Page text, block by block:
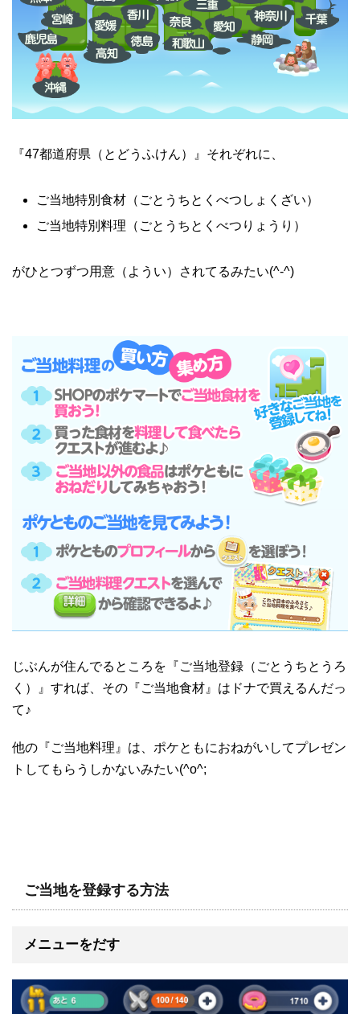
『47都道府県（とどうふけん）』それぞれに、
ご当地特別食材（ごとうちとくべつしょくざい）
ご当地特別料理（ごとうちとくべつりょうり）
がひとつずつ用意（ようい）されてるみたい(^-^)
じぶんが住んでるところを『ご当地登録（ごとうちとうろ
く）』すれば、その『ご当地食材』はドナで買えるんだっ
て♪
他の『ご当地料理』は、ポケともにおねがいしてプレゼン
トしてもらうしかないみたい(^o^;
ご当地を登録する方法
メニューをだす